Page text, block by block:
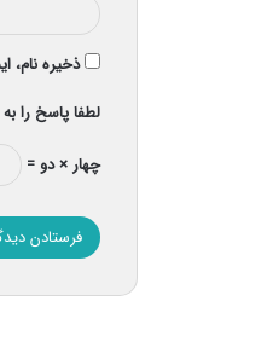
ذخیره نام،
لطفا پاسخ را
چهار × دو =